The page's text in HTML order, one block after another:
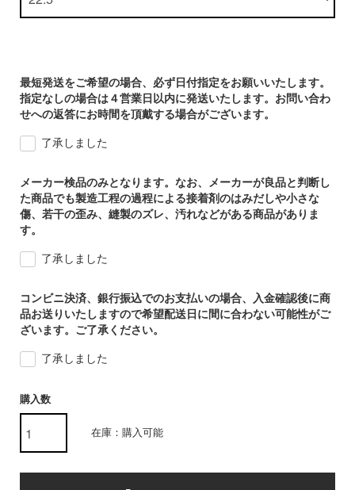
最短発送をご希望の場合、必ず日付指定をお願いいたします。
指定なしの場合は４営業日以内に発送いたします。お問い合わ
せへの返答にお時間を頂戴する場合がございます。
了承しました
メーカー検品のみとなります。なお、メーカーが良品と判断し
た商品でも製造工程の過程による接着剤のはみだしや小さな
傷、若干の歪み、縫製のズレ、汚れなどがある商品がありま
す。
了承しました
コンビニ決済、銀行振込でのお支払いの場合、入金確認後に商
品お送りいたしますので希望配送日に間に合わない可能性がご
ざいます。ご了承ください。
了承しました
購入数
在庫：購入可能